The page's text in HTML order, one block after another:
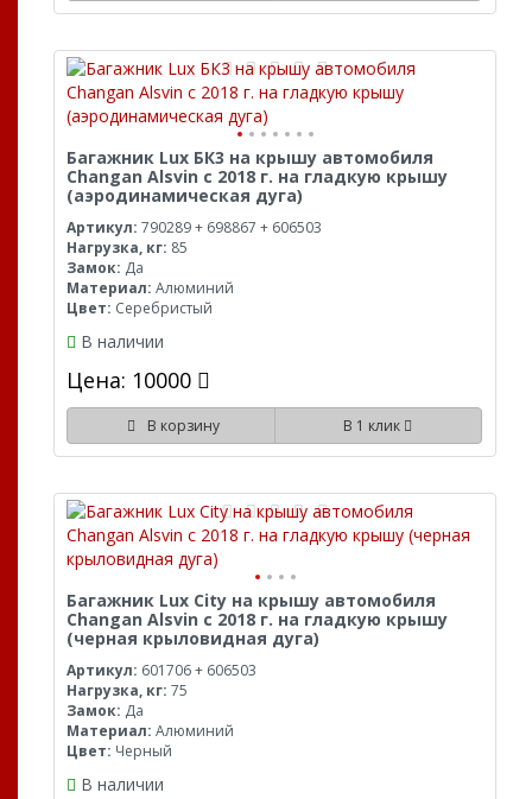
Багажник Lux БК3 на крышу автомобиля
Changan Alsvin с 2018 г. на гладкую крышу
(аэродинамическая дуга)
Артикул: 790289 + 698867 + 606503
Нагрузка, кг: 85
Замок: Да
Материал: Алюминий
Цвет: Серебристый
В наличии
Цена: 10000
В корзину В 1 клик
Багажник Lux City на крышу автомобиля
Changan Alsvin с 2018 г. на гладкую крышу
(черная крыловидная дуга)
Артикул: 601706 + 606503
Нагрузка, кг: 75
Замок: Да
Материал: Алюминий
Цвет: Черный
В наличии